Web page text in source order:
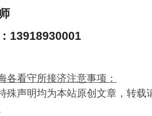
13918930001
各看守所接济注意事项：
殊声明均为本站原创文章，转载